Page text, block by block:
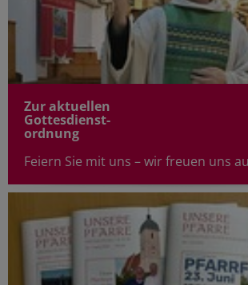
Zur aktuellen
Gottesdienst-
ordnung
Feiern Sie mit uns – wir freuen uns